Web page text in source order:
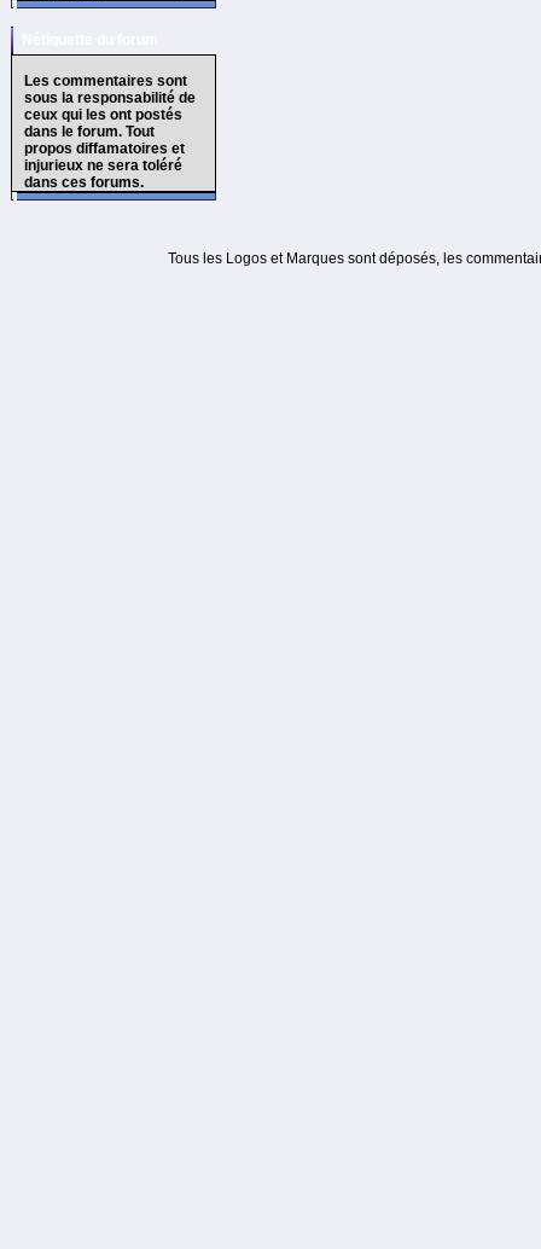
Les commentaires sont
sous la responsabilité de
ceux qui les ont postés
dans le forum. Tout
propos diffamatoires et
injurieux ne sera toléré
dans ces forums.
Tous les Logos et Marques sont déposés, les